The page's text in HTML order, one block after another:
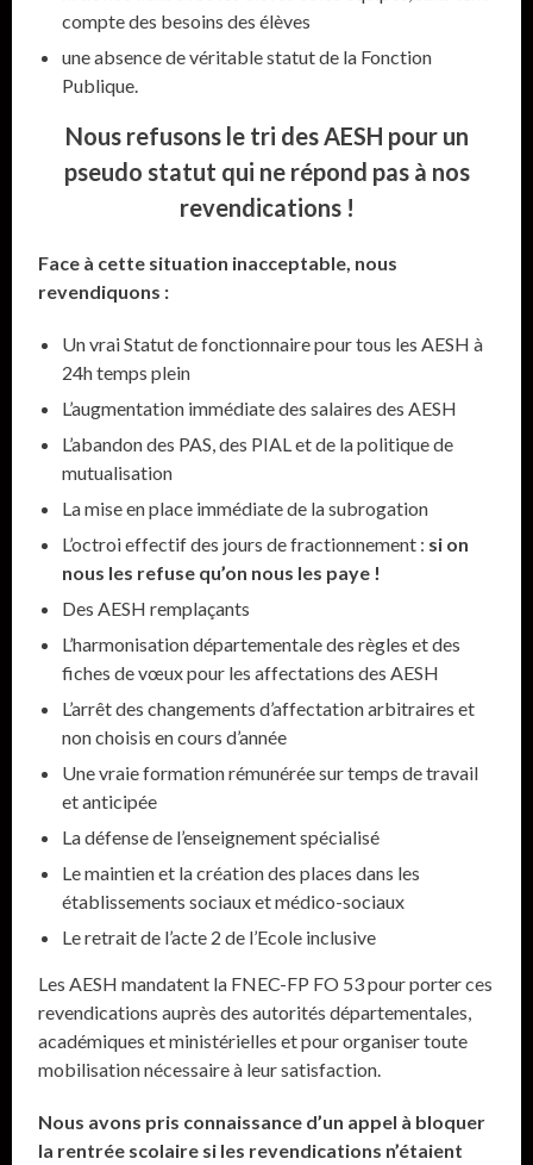
compte des besoins des élèves
une absence de véritable statut de la Fonction
Publique.
Nous refusons le tri des AESH pour un
pseudo statut qui ne répond pas à nos
revendications !
Face à cette situation inacceptable, nous
revendiquons :
Un vrai Statut de fonctionnaire pour tous les AESH à
24h temps plein
L’augmentation immédiate des salaires des AESH
L’abandon des PAS, des PIAL et de la politique de
mutualisation
La mise en place immédiate de la subrogation
L’octroi effectif des jours de fractionnement : si on
nous les refuse qu’on nous les paye !
Des AESH remplaçants
L’harmonisation départementale des règles et des
fiches de vœux pour les affectations des AESH
L’arrêt des changements d’affectation arbitraires et
non choisis en cours d’année
Une vraie formation rémunérée sur temps de travail
et anticipée
La défense de l’enseignement spécialisé
Le maintien et la création des places dans les
établissements sociaux et médico-sociaux
Le retrait de l’acte 2 de l’Ecole inclusive
Les AESH mandatent la FNEC-FP FO 53 pour porter ces
revendications auprès des autorités départementales,
académiques et ministérielles et pour organiser toute
mobilisation nécessaire à leur satisfaction.
Nous avons pris connaissance d’un appel à bloquer
la rentrée scolaire si les revendications n’étaient